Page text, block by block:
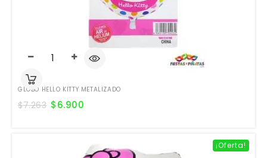
GLOBO HELLO KITTY METALIZADO
$7.263 $6.900
¡Oferta!